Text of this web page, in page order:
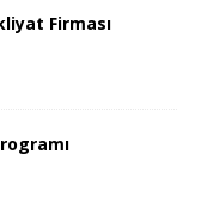
Firması